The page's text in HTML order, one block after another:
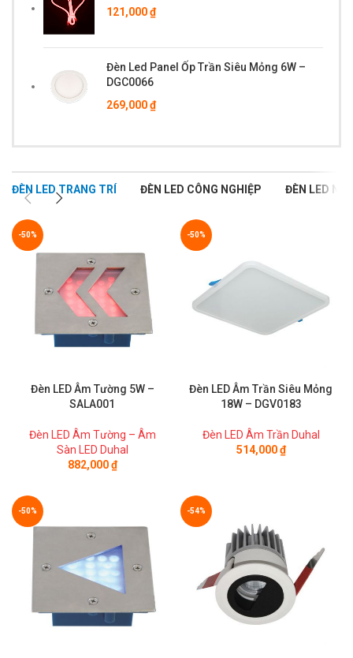
121,000₫
Đèn Led Panel Ốp Trần Siêu Mỏng 6W –
DGC0066
269,000₫
ĐÈN LED TRANG TRÍ ĐÈN LED CÔNG NGHIỆP ĐÈN LED
-50%
Đèn LED Âm Tường 5W –
SALA001
Đèn LED Âm Tường – Âm
Sàn LED Duhal
882,000₫
-50%
Đèn LED Âm Trần Siêu Mỏng
18W – DGV0183
Đèn LED Âm Trần Duhal
514,000₫
-50% -54%